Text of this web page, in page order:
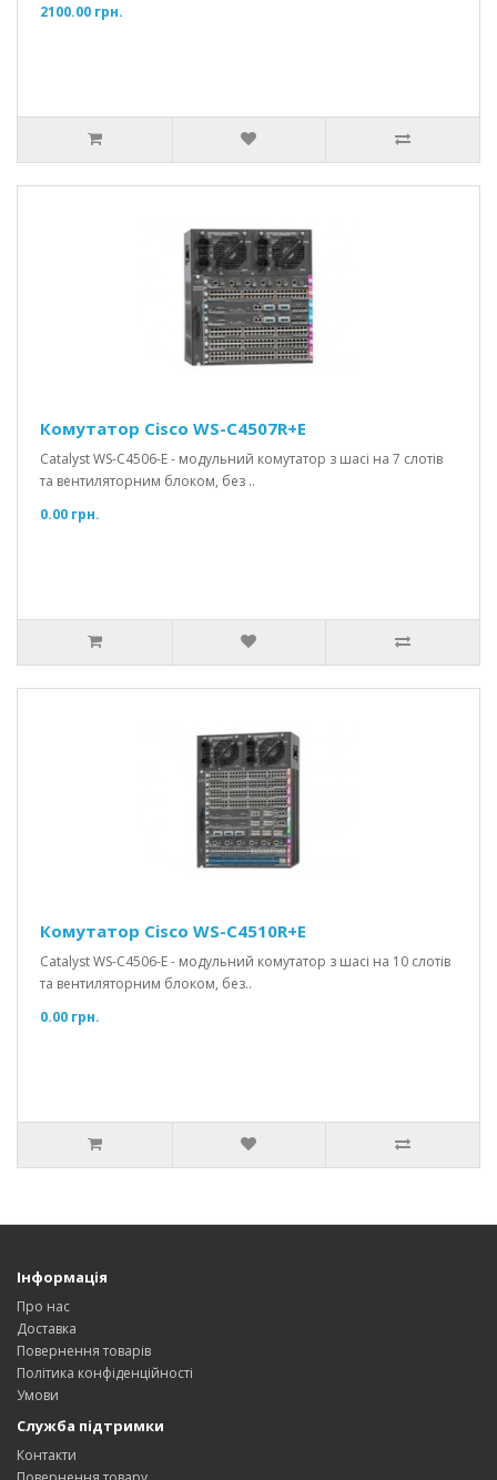
2100.00 грн.
Комутатор Cisco WS-C4507R+E
Catalyst WS-C4506-E - модульний комутатор з шасі на 7 слотів
та вентиляторним блоком, без ..
0.00 грн.
Комутатор Cisco WS-C4510R+E
Catalyst WS-C4506-E - модульний комутатор з шасі на 10 слотів
та вентиляторним блоком, без..
0.00 грн.
Інформація
Про нас
Доставка
Повернення товарів
Політика конфіденційності
Умови
Служба підтримки
Контакти